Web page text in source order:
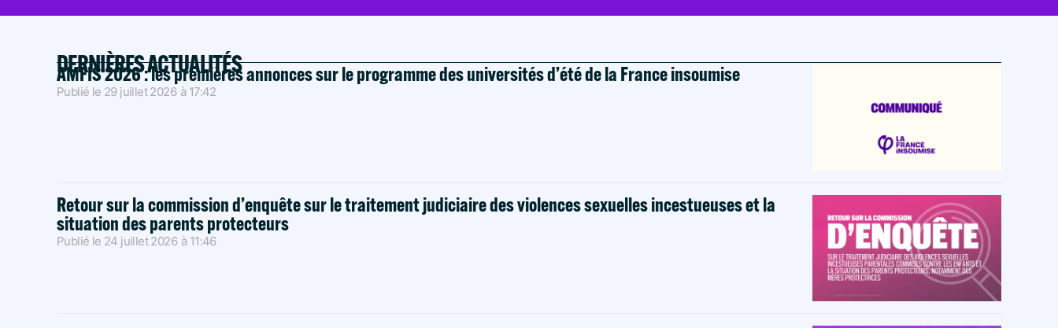
DERNIÈRES ACTUALITÉS
AMFIS 2026 : les premières annonces sur le programme des universités d’été de la France insoumise
Publié le 29 juillet 2026 à 17:42
Retour sur la commission d’enquête sur le traitement judiciaire des violences sexuelles incestueuses et la
situation des parents protecteurs
Publié le 24 juillet 2026 à 11:46